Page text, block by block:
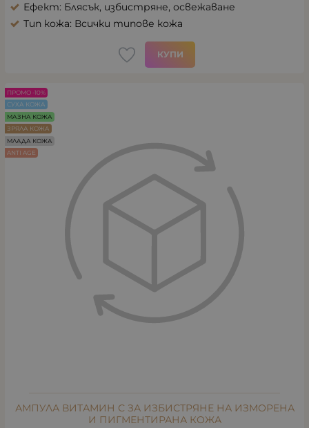
Ефект: Блясък, избистряне, освежаване
Тип кожа: Всички типове кожа
КУПИ
АМПУЛА ВИТАМИН С ЗА ИЗБИСТРЯНЕ НА ИЗМОРЕНА
И ПИГМЕНТИРАНА КОЖА
ПРОМО -10%
СУХА КОЖА
МАЗНА КОЖА
ЗРЯЛА КОЖА
МЛАДА КОЖА
ANTI AGE